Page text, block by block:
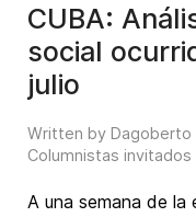
CUBA:
social
julio
Written by Dagoberto
Columnistas
A una semana de la